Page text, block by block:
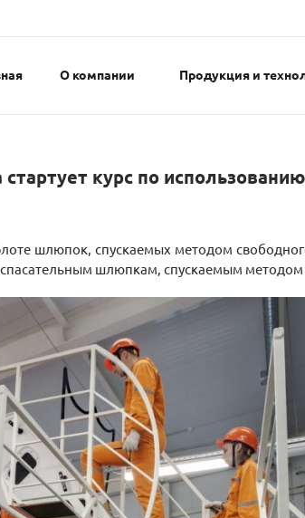
О компании Продукция и
курс по
шлюпок, спускаемых методом
шлюпкам, спускаемым